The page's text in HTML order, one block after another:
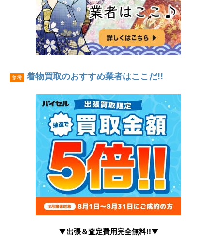
参考 着物買取のおすすめ業者はここだ!!
▼出張＆査定費用完全無料!!▼